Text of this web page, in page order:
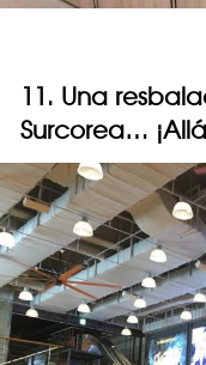
11. Una
Surcorea…